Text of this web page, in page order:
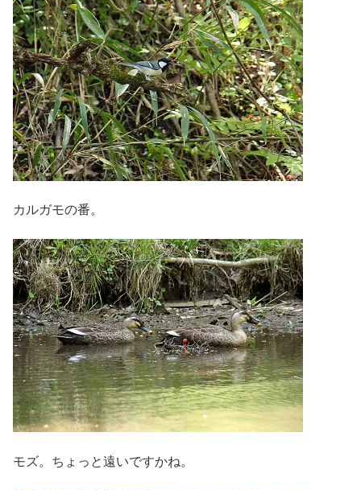
カルガモの番。
モズ。ちょっと遠いですかね。